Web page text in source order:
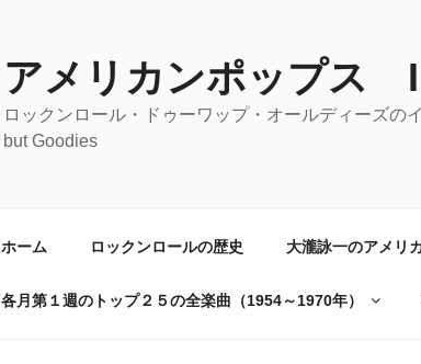
アメリカンポップス I
ロックンロール・ドゥーワップ・オールディーズ
but Goodies
ホーム ロックンロールの歴史 大瀧詠一のアメリ
各月第１週のトップ２５の全楽曲（1954～1970年）